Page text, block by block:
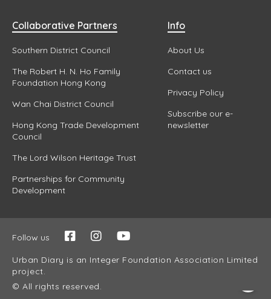
Collaborative Partners
Southern District Council
The Robert H. N. Ho Family
Foundation Hong Kong
Wan Chai District Council
Hong Kong Trade Development
Council
The Lord Wilson Heritage Trust
Partnerships for Community
Development
Info
About Us
Contact us
Privacy Policy
Subscribe our e-
newsletter
Follow us
Urban Diary is an Integer Foundation Association Limited
project.
© All rights reserved.